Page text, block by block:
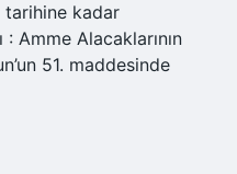
tarihine kadar
: Amme Alacaklarının
51. maddesinde